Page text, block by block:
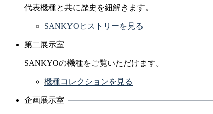
代表機種と共に歴史を紐解きます。
SANKYOヒストリーを見る
第二展示室
SANKYOの機種をご覧いただけます。
機種コレクションを見る
企画展示室